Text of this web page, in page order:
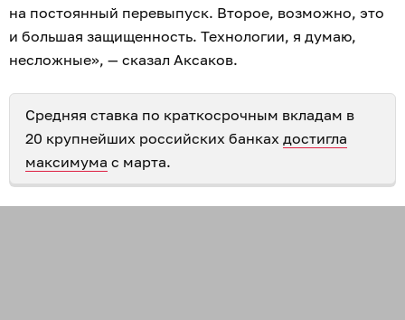
на постоянный перевыпуск. Второе, возможно, это
и большая защищенность. Технологии, я думаю,
несложные», — сказал Аксаков.
Средняя ставка по краткосрочным вкладам в
20 крупнейших российских банках достигла
максимума с марта.